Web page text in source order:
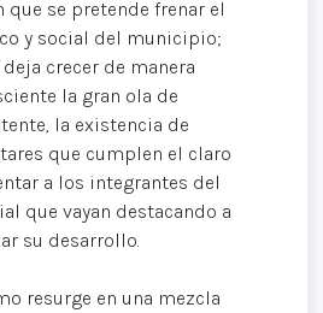
que se pretende frenar el
y social del municipio;
crecer de manera
la gran ola de
la existencia de
que cumplen el claro
a los integrantes del
que vayan destacando a
su desarrollo.
resurge en una mezcla